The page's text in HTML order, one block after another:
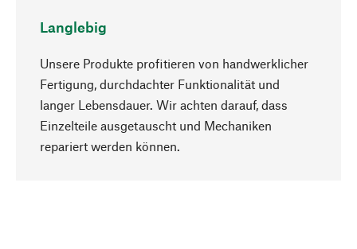
Langlebig
Unsere Produkte profitieren von handwerklicher
Fertigung, durchdachter Funktionalität und
langer Lebensdauer. Wir achten darauf, dass
Einzelteile ausgetauscht und Mechaniken
repariert werden können.